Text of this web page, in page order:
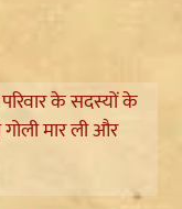
के सदस्यों के
मार ली और